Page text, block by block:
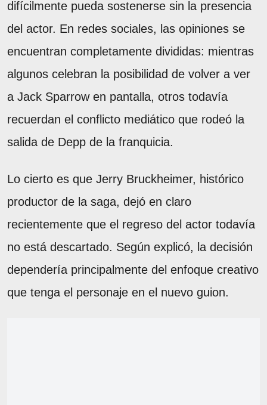
difícilmente pueda sostenerse sin la presencia
del actor. En redes sociales, las opiniones se
encuentran completamente divididas: mientras
algunos celebran la posibilidad de volver a ver
a Jack Sparrow en pantalla, otros todavía
recuerdan el conflicto mediático que rodeó la
salida de Depp de la franquicia.
Lo cierto es que Jerry Bruckheimer, histórico
productor de la saga, dejó en claro
recientemente que el regreso del actor todavía
no está descartado. Según explicó, la decisión
dependería principalmente del enfoque creativo
que tenga el personaje en el nuevo guion.